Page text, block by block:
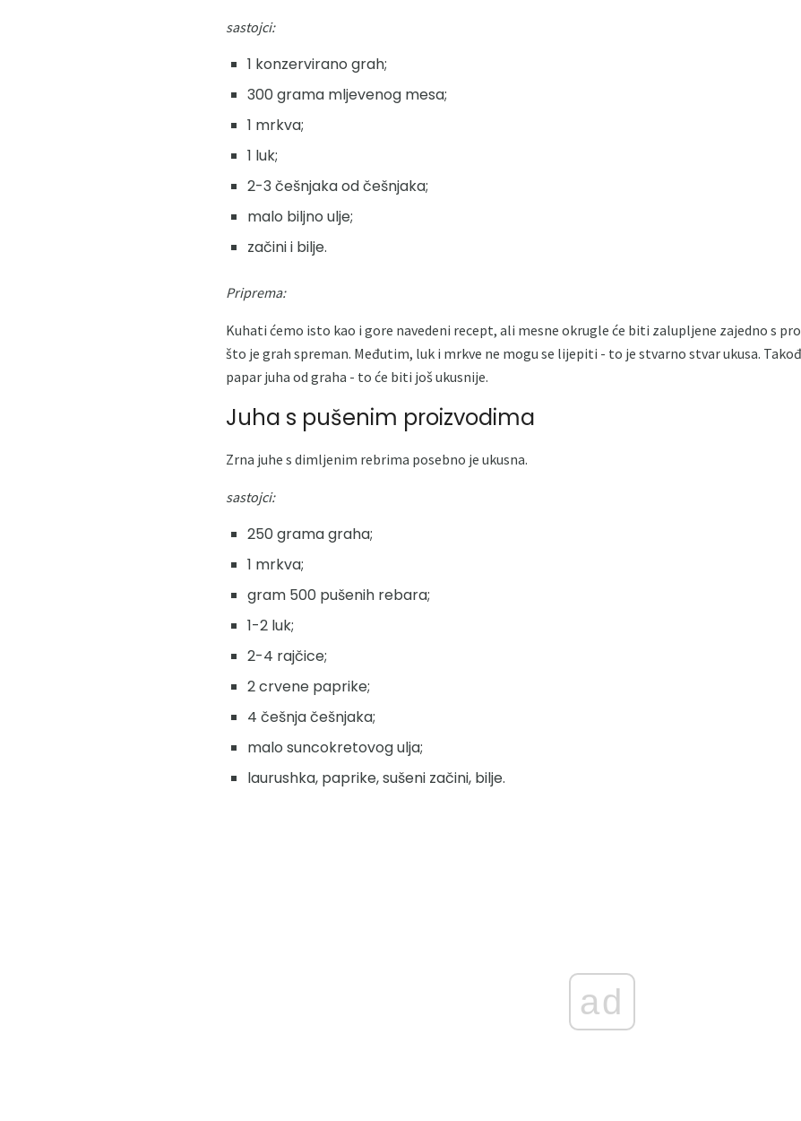
sastojci:
1 konzervirano grah;
300 grama mljevenog mesa;
1 mrkva;
1 luk;
2-3 češnjaka od češnjaka;
malo biljno ulje;
začini i bilje.
Priprema:
Kuhati ćemo isto kao i gore navedeni recept, ali mesne okrugle će biti zalupljene zajedno s
što je grah spreman. Međutim, luk i mrkve ne mogu se lijepiti - to je stvarno stvar ukusa.
papar juha od graha - to će biti još ukusnije.
Juha s pušenim proizvodima
Zrna juhe s dimljenim rebrima posebno je ukusna.
sastojci:
250 grama graha;
1 mrkva;
gram 500 pušenih rebara;
1-2 luk;
2-4 rajčice;
2 crvene paprike;
4 češnja češnjaka;
malo suncokretovog ulja;
laurushka, paprike, sušeni začini, bilje.
ad